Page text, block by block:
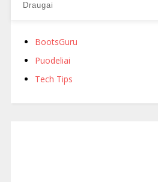
Draugai
BootsGuru
Puodeliai
Tech Tips